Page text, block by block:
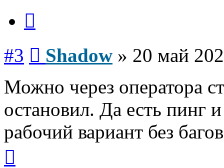
#3 Shadow » 20 май
Можно через оператора
остановил. Да есть пинг
рабочий вариант без
началу